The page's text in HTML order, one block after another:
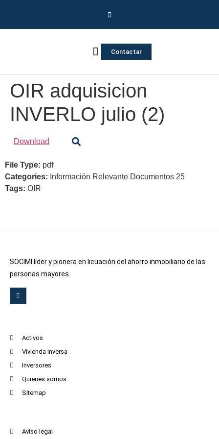
Contactar
OIR adquisicion
INVERLO julio (2)
Download
File Type: pdf
Categories: Información Relevante Documentos 25
Tags: OIR
SOCIMI líder y pionera en licuación del ahorro inmobiliario de las
personas mayores.
Activos
Vivienda Inversa
Inversores
Quienes somos
Sitemap
Aviso legal